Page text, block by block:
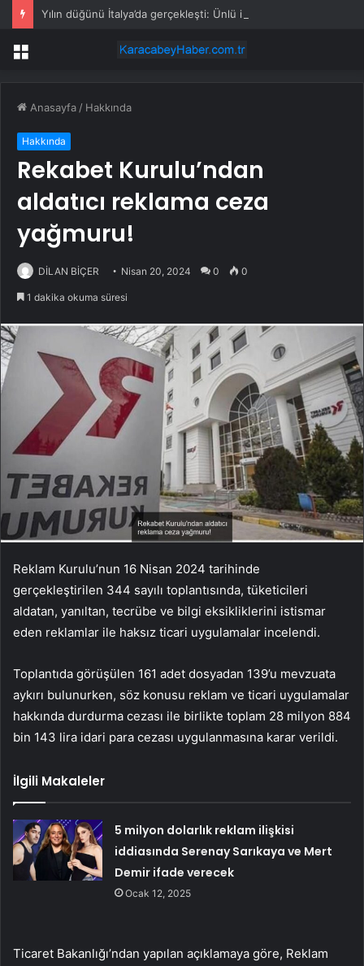
Menü
Anasayfa / Hakkında
Hakkında
Rekabet Kurulu’ndan
aldatıcı reklama ceza
yağmuru!
DİLAN BİÇER Nisan 20, 2024 0 0
1 dakika okuma süresi
Reklam Kurulu’nun 16 Nisan 2024 tarihinde
gerçekleştirilen 344 sayılı toplantısında, tüketicileri
aldatan, yanıltan, tecrübe ve bilgi eksikliklerini istismar
eden reklamlar ile haksız ticari uygulamalar incelendi.
Toplantıda görüşülen 161 adet dosyadan 139’u mevzuata
aykırı bulunurken, söz konusu reklam ve ticari uygulamalar
hakkında durdurma cezası ile birlikte toplam 28 milyon 884
bin 143 lira idari para cezası uygulanmasına karar verildi.
İlgili Makaleler
5 milyon dolarlık reklam ilişkisi
iddiasında Serenay Sarıkaya ve Mert
Demir ifade verecek
Ocak 12, 2025
Ticaret Bakanlığı’ndan yapılan açıklamaya göre, Reklam